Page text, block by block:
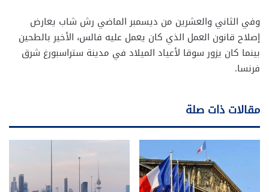
وفي الثاني والعشرين من ديسمبر الماضي رش شاب يعارض
إصلاح قانون العمل الذي كان يعمل عليه فالس، الأخير بالطحين
بينما كان يزور سوقا لأعياد الميلاد في مدينة ستراسبورغ شرق
فرنسا.
مقالات ذات صلة